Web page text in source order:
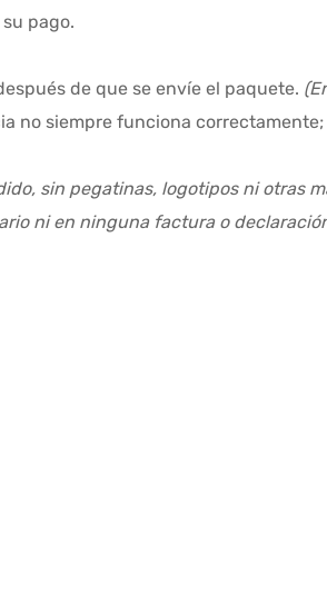
pago.
de que se envíe el paquete.
no siempre funciona
sin pegatinas, logotipos ni otras
ni en ninguna factura o